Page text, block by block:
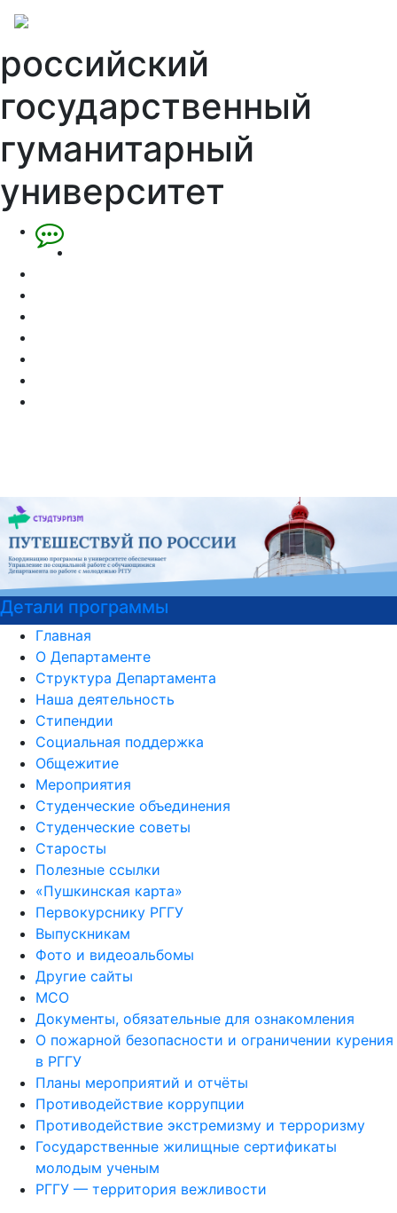
российский
государственный
гуманитарный
университет
Детали программы
Главная
О Департаменте
Структура Департамента
Наша деятельность
Стипендии
Социальная поддержка
Общежитие
Мероприятия
Студенческие объединения
Студенческие советы
Старосты
Полезные ссылки
«Пушкинская карта»
Первокурснику РГГУ
Выпускникам
Фото и видеоальбомы
Другие сайты
МСО
Документы, обязательные для ознакомления
О пожарной безопасности и ограничении курения
в РГГУ
Планы мероприятий и отчёты
Противодействие коррупции
Противодействие экстремизму и терроризму
Государственные жилищные сертификаты
молодым ученым
РГГУ — территория вежливости